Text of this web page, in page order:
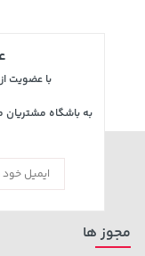
با عضویت
به باشگاه مشتریان
مجوز ها